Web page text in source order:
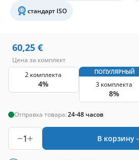
стандарт ISO
60,25 €
Цена за комплект
2 комплекта
4%
ПОПУЛЯРНЫЙ
3 комплекта
8%
Отправка товара:24-48 часов
1 В корзину -